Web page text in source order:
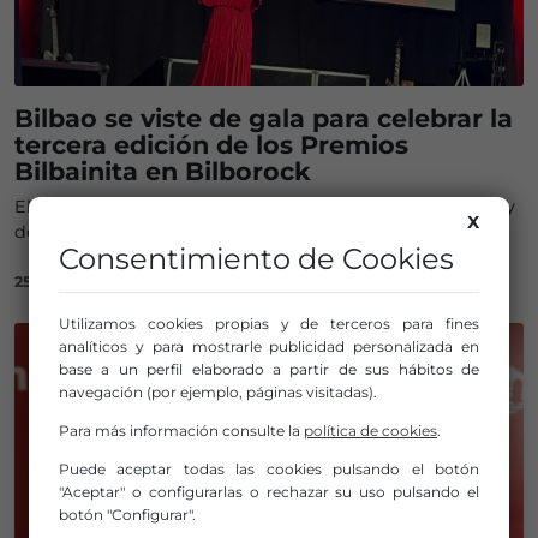
Bilbao se viste de gala para celebrar la
tercera edición de los Premios
Bilbainita en Bilborock
El evento, creado por Irati, premia el talento digital local y
dona sus beneficios a la asociación Autismo Euskadi
25/05/2025
X
Consentimiento de Cookies
Utilizamos cookies propias y de terceros para fines
analíticos y para mostrarle publicidad personalizada en
base a un perfil elaborado a partir de sus hábitos de
navegación (por ejemplo, páginas visitadas).
Para más información consulte la política de cookies.
Puede aceptar todas las cookies pulsando el botón
"Aceptar" o configurarlas o rechazar su uso pulsando el
botón "Configurar".